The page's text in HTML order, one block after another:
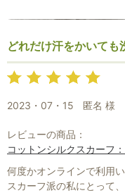
こちらで購入するように
人と被ることがないのも利
どれだけ汗をかいても
2023・07・15 匿名 様
レビューの商品：
コットンシルクスカーフ
何度かオンラインで利用い
スカーフ派の私にとって